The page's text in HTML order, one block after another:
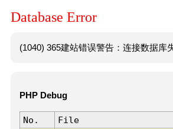
Database Error
(1040) 365建站错误警告：连接数据库
PHP Debug
No. File